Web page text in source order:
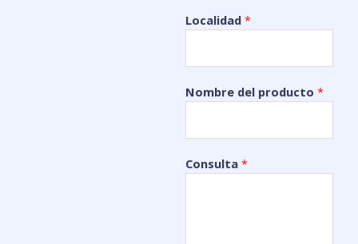
Localidad*
Nombre del producto*
Consulta*